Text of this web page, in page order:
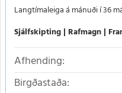
Langtímaleiga á mánuði í 36
Sjálfskipting Rafmagn
Afhending:
Birgðastaða: